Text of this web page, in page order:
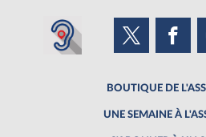
BOUTIQUE DE
UNE SEMAINE À